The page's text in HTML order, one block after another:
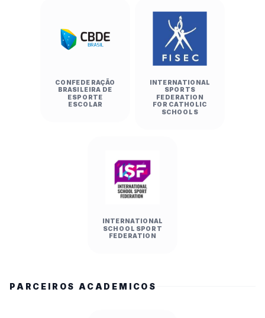
CONFEDERAÇÃO
BRASILEIRA DE
ESPORTE
ESCOLAR
INTERNATIONAL
SPORTS
FEDERATION
FOR CATHOLIC
SCHOOLS
INTERNATIONAL
SCHOOL SPORT
FEDERATION
PARCEIROS ACADEMICOS